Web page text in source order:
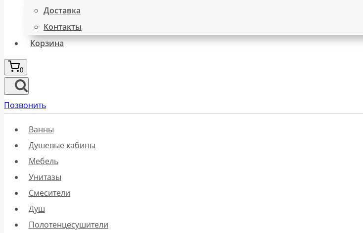
Доставка
Контакты
Корзина
0
Позвонить
Ванны
Душевые кабины
Мебель
Унитазы
Смесители
Душ
Полотенцесушители